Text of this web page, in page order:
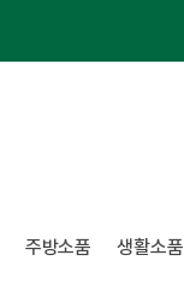
주방소품 생활소품